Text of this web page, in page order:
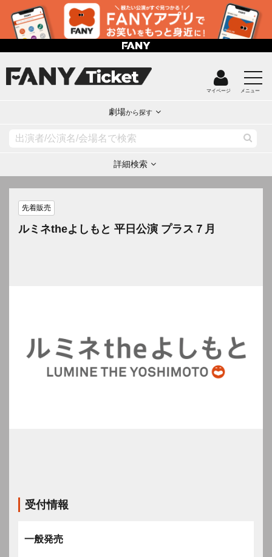
マイページ メニュー
劇場から探す
詳細検索
先着販売
ルミネtheよしもと 平日公演 プラス７月
受付情報
一般発売